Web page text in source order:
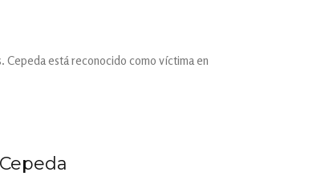
está reconocido como víctima en